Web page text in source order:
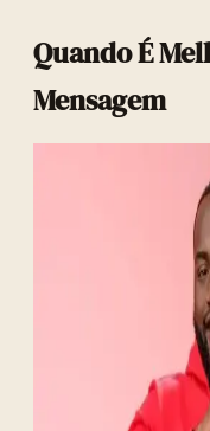
Quando É
Mensagem